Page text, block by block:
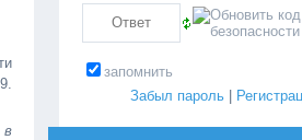
в
запомнить
Забыл пароль|